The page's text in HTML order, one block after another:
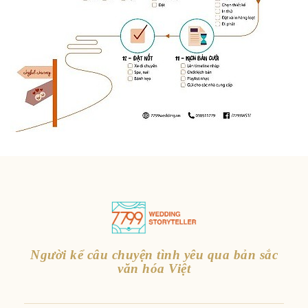
Người kể câu chuyện tình yêu qua bản sắc
văn hóa Việt